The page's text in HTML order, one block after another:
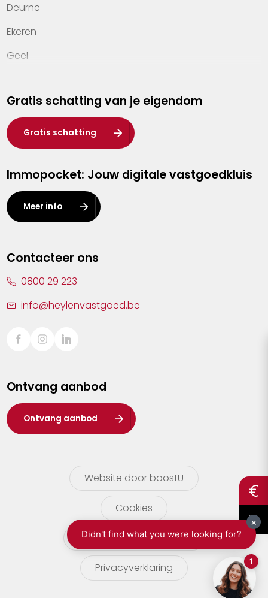
Contact
Deurne
Ekeren
Geel
Hasselt
Heist-op-den-Berg
Herentals
Kalmthout
Leuven
Lier
Sint-Truiden
Waasland
Wuustwezel
Zoersel
Gratis schatting van je eigendom
Gratis schatting
Immopocket: Jouw digitale vastgoedkluis
Meer info
Contacteer ons
0800 29 223
info@heylenvastgoed.be
Ontvang aanbod
Ontvang aanbod
Website door boostU
Cookies
gebruikersvoorwaarden
Privacyverklaring